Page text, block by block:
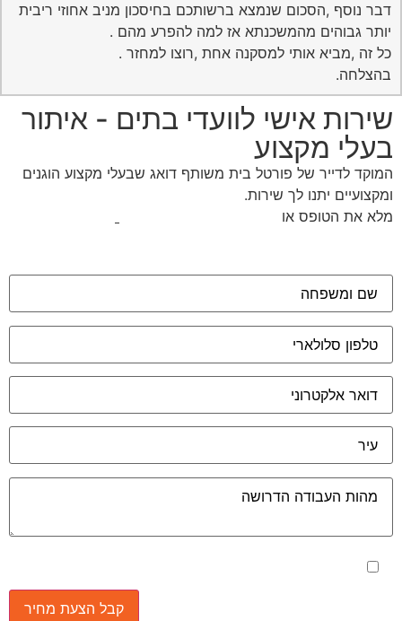
דבר נוסף ,הסכום שנמצא ברשותכם בחיסכון מניב אחוזי ריבית
יותר גבוהים מהמשכנתא אז למה להפרע מהם .
כל זה ,מביא אותי למסקנה אחת ,רוצו למחזר .
בהצלחה.
שירות אישי לוועדי בתים - איתור
בעלי מקצוע
המוקד לדייר של פורטל בית משותף דואג שבעלי מקצוע הוגנים
ומקצועיים יתנו לך שירות.
מלא את הטופס אולחץ לשליחת הודעת ווצאפ
מאשר את תנאי הפרטיות